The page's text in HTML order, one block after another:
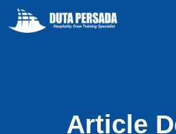
Article